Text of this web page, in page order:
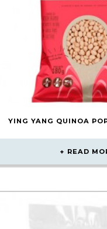
YING YANG QUINOA
READ